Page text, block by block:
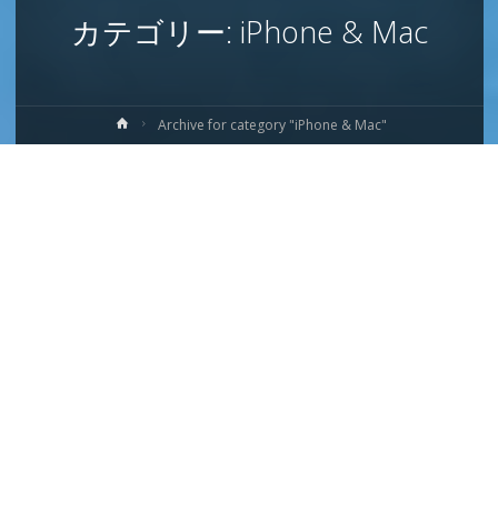
カテゴリー: iPhone & Mac
ホ
ー
Archive for category "iPhone & Mac"